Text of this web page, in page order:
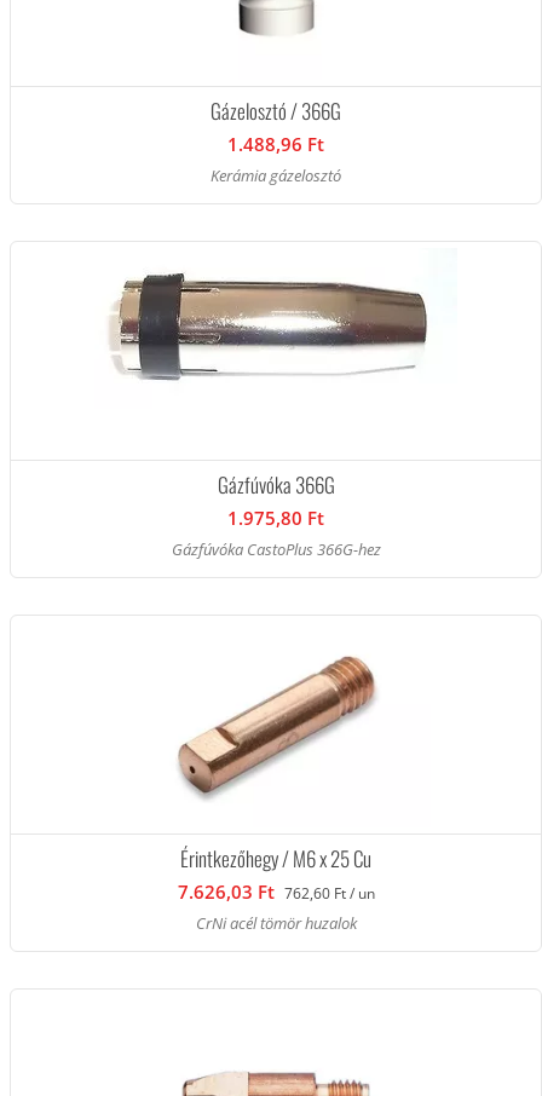
Gázelosztó / 366G
1.488,96 Ft
Kerámia gázelosztó
Gázfúvóka 366G
1.975,80 Ft
Gázfúvóka CastoPlus 366G-hez
Érintkezőhegy / M6 x 25 Cu
7.626,03 Ft 762,60 Ft / un
CrNi acél tömör huzalok